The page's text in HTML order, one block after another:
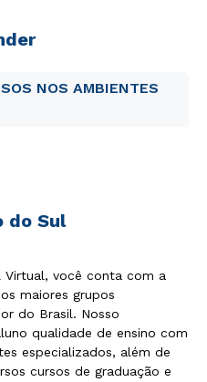
NOS AMBIENTES
do Sul
Virtual, você conta com a
maiores grupos
do Brasil. Nosso
qualidade de ensino com
especializados, além de
cursos de graduação e